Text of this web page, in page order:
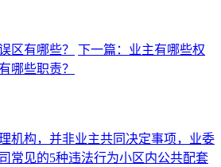
区有哪些？
下一篇：业主有哪些权
哪些职责？
机构，并非业主共同决定事项，业委
常见的5种违法行为小区内公共配套